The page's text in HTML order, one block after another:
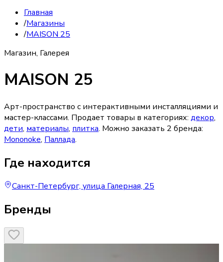
Главная
/Магазины
/MAISON 25
Магазин, Галерея
MAISON 25
Арт-пространство с интерактивными инсталляциями и
мастер-классами. Продает товары в категориях: декор,
дети, материалы, плитка. Можно заказать 2 бренда:
Mononoke, Паллада.
Где находится
Санкт-Петербург, улица Галерная, 25
Бренды